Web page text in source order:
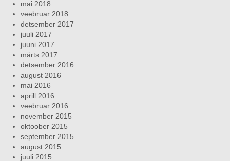
mai 2018
veebruar 2018
detsember 2017
juuli 2017
juuni 2017
märts 2017
detsember 2016
august 2016
mai 2016
aprill 2016
veebruar 2016
november 2015
oktoober 2015
september 2015
august 2015
juuli 2015